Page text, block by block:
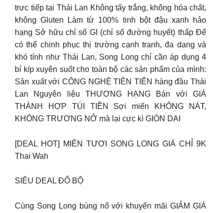
trực tiếp tại Thái Lan Không tẩy trắng, không hóa chất,
không Gluten Làm từ 100% tinh bột đậu xanh hảo
hạng Sở hữu chỉ số GI (chỉ số đường huyết) thấp Để
có thể chinh phục thị trường cạnh tranh, đa dạng và
khó tính như Thái Lan, Song Long chỉ cần áp dụng 4
bí kíp xuyên suốt cho toàn bộ các sản phẩm của mình:
Sản xuất với CÔNG NGHỆ TIÊN TIẾN hàng đầu Thái
Lan Nguyên liệu THƯỢNG HẠNG Bán với GIÁ
THÀNH HỢP TÚI TIỀN Sợi miến KHÔNG NÁT,
KHÔNG TRƯƠNG NỞ mà lại cực kì GIÒN DAI
[DEAL HOT] MIẾN TƯƠI SONG LONG GIÁ CHỈ 9K
Thai Wah
SIÊU DEAL ĐỔ BỘ
Cùng Song Long bùng nổ với khuyến mãi GIẢM GIÁ